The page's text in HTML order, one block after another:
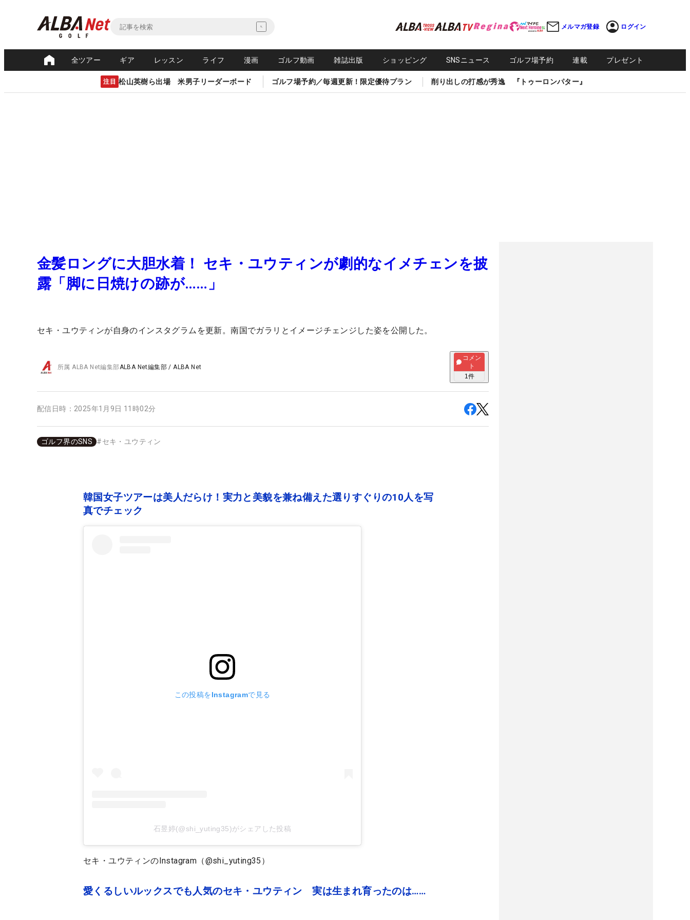
メルマガ登録 ログイン
全ツアー ギア レッスン ライフ 漫画 ゴルフ動画 雑誌出版 ショッピング SNSニュース ゴルフ場予約 連載 プレゼント
注目 松山英樹ら出場 米男子リーダーボード ゴルフ場予約／毎週更新！限定優待プラン 削り出しの打感が秀逸 『トゥーロンパター』
金髪ロングに大胆水着！ セキ・ユウティンが劇的なイメチェンを披
露「脚に日焼けの跡が……」
セキ・ユウティンが自身のインスタグラムを更新。南国でガラリとイメージチェンジした姿を公開した。
所属ALBA Net編集部ALBA Net編集部 /ALBA Net
コメン
ト
1件
配信日時： 2025年1月9日 11時02分
ゴルフ界のSNS #セキ・ユウティン
韓国女子ツアーは美人だらけ！実力と美貌を兼ね備えた選りすぐりの10人を写
真でチェック
この投稿をInstagramで見る
石昱婷(@shi_yuting35)がシェアした投稿
セキ・ユウティンのInstagram（@shi_yuting35）
愛くるしいルックスでも人気のセキ・ユウティン 実は生まれ育ったのは……